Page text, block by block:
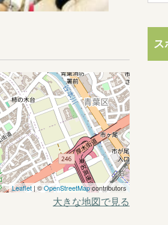
Leaflet| ©OpenStreetMapcontributors
大きな地図で見る
ス